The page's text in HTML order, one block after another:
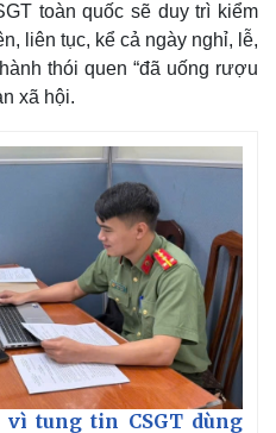
toàn quốc sẽ duy trì kiểm
liên tục, kể cả ngày nghỉ, lễ,
thói quen “đã uống rượu
xã hội.
tung tin CSGT dùng